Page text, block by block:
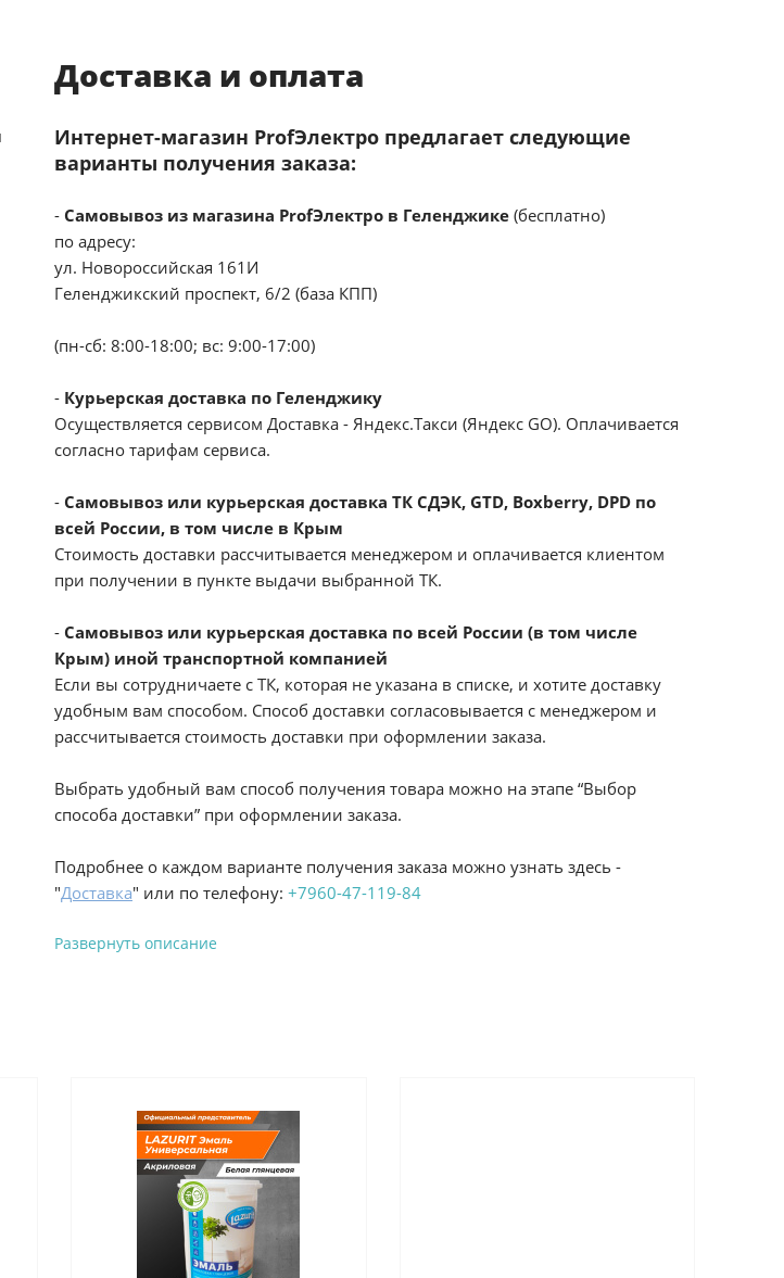
Доставка и оплата
Интернет-магазин ProfЭлектро предлагает следующие
варианты получения заказа:
- Самовывоз из магазина ProfЭлектро в Геленджике (бесплатно)
по адресу:
ул. Новороссийская 161И
Геленджикский проспект, 6/2 (база КПП)
(пн-сб: 8:00-18:00; вс: 9:00-17:00)
- Курьерская доставка по Геленджику
Осуществляется сервисом Доставка - Яндекс.Такси (Яндекс GO). Оплачивается
согласно тарифам сервиса.
- Самовывоз или курьерская доставка ТК СДЭК, GTD, Boxberry, DPD по
всей России, в том числе в Крым
Стоимость доставки рассчитывается менеджером и оплачивается клиентом
при получении в пункте выдачи выбранной ТК.
- Самовывоз или курьерская доставка по всей России (в том числе
Крым) иной транспортной компанией
Если вы сотрудничаете с ТК, которая не указана в списке, и хотите доставку
удобным вам способом. Способ доставки согласовывается с менеджером и
рассчитывается стоимость доставки при оформлении заказа.
Выбрать удобный вам способ получения товара можно на этапе “Выбор
способа доставки” при оформлении заказа.
Подробнее о каждом варианте получения заказа можно узнать здесь -
"Доставка" или по телефону: +7960-47-119-84
ProffЭлектро по адресу Геленджикский проспект, 6/2 (база КПП)или по
адресу ул. Новороссийская 161И.
Для юридических лиц: переводом на расчетный счет при онлайн
оплате заказа на сайте.
Подробнее о способах оплаты можно узнать здесь - "Оплата"
Развернуть описание